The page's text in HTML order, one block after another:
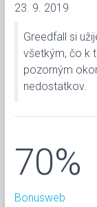
23. 9. 2019
Greedfall si
všetkým, čo k
pozorným
nedostatkov.
70%
Bonusweb